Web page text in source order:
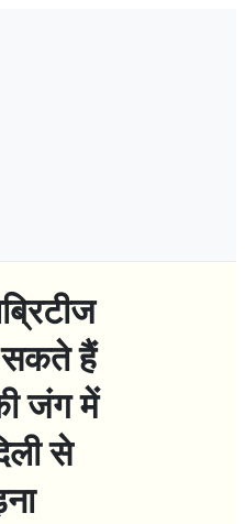
हैं
जंग में
से